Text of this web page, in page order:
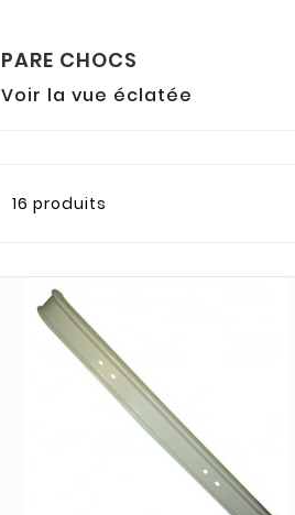
PARE CHOCS
Voir la vue éclatée
16 produits